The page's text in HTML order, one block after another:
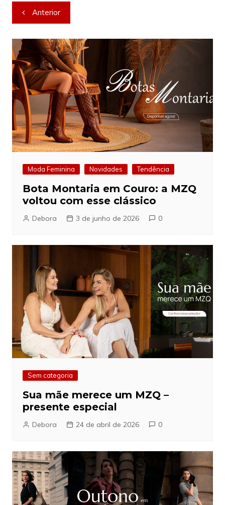
Navegação
de
Post
Anterior
Moda Feminina Novidades Tendência
Bota Montaria em Couro: a MZQ
voltou com esse clássico
Debora 3 de junho de 2026 0
Sem categoria
Sua mãe merece um MZQ –
presente especial
Debora 24 de abril de 2026 0